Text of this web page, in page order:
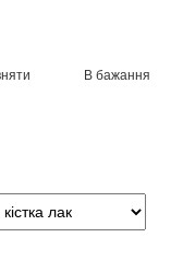
В бажання